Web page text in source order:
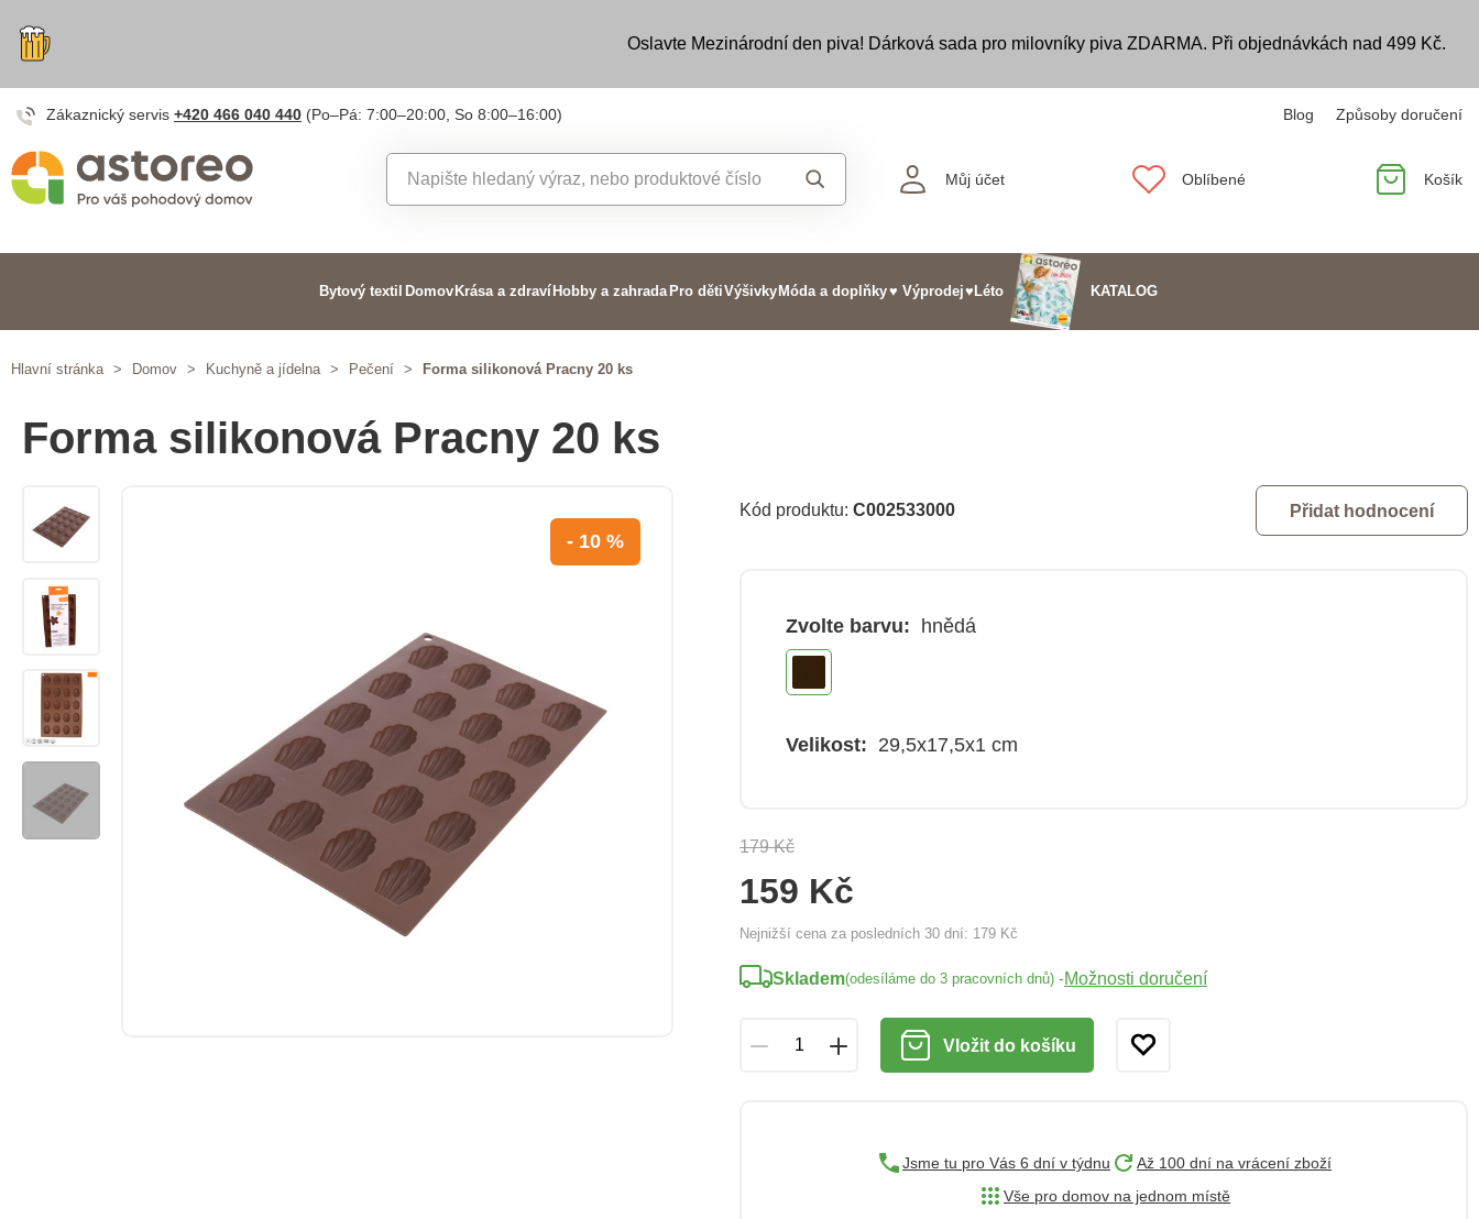
Oslavte Mezinárodní den piva! Dárková sada pro milovníky piva ZDARMA. Při objednávkách nad 499 Kč.
Zákaznický servis +420 466 040 440 (Po–Pá: 7:00–20:00, So 8:00–16:00) Blog Způsoby doručení
Můj účet Oblíbené Košík
Bytový textil Domov Krása a zdraví Hobby a zahrada Pro dětiVýšivky Móda a doplňky♥ Výprodej♥Léto KATALOG
Hlavní stránka > Domov > Kuchyně a jídelna > Pečení > Forma silikonová Pracny 20 ks
Forma silikonová Pracny 20 ks
- 10 %
Kód produktu: C002533000 Přidat hodnocení
Zvolte barvu: hnědá
Velikost: 29,5x17,5x1 cm
179 Kč
159 Kč
Nejnižší cena za posledních 30 dní: 179 Kč
Skladem(odesíláme do 3 pracovních dnů) -Možnosti doručení
Vložit do košíku
Jsme tu pro Vás 6 dní v týdnu
Až 100 dní na vrácení zboží
Vše pro domov na jednom místě